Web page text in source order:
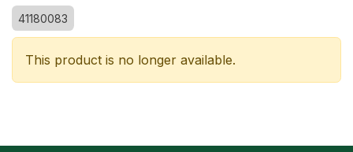
41180083
This product is no longer available.